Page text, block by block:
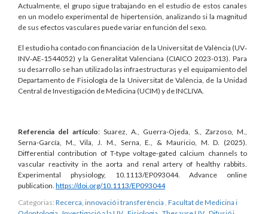
Actualmente, el grupo sigue trabajando en el estudio de estos canales
en un modelo experimental de hipertensión, analizando si la magnitud
de sus efectos vasculares puede variar en función del sexo.
El estudio ha contado con financiación de la Universitat de València (UV‐
INV‐AE‐1544052) y la Generalitat Valenciana (CIAICO 2023-013). Para
su desarrollo se han utilizado las infraestructuras y el equipamiento del
Departamento de Fisiología de la Universitat de València, de la Unidad
Central de Investigación de Medicina (UCIM) y de INCLIVA.
Referencia del artículo: Suarez, A., Guerra-Ojeda, S., Zarzoso, M.,
Serna-García, M., Vila, J. M., Serna, E., & Mauricio, M. D. (2025).
Differential contribution of T-type voltage-gated calcium channels to
vascular reactivity in the aorta and renal artery of healthy rabbits.
Experimental physiology, 10.1113/EP093044. Advance online
publication. https://doi.org/10.1113/EP093044
Categorias: Recerca, innovació i transferència Facultat de Medicina i